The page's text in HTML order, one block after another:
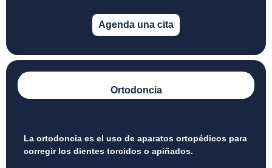
Agenda una cita
Ortodoncia
La ortodoncia es el uso de aparatos ortopédicos para
corregir los dientes torcidos o apiñados.